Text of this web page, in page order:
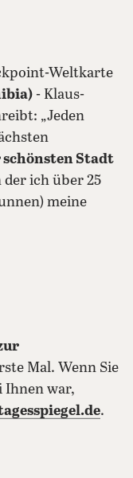
teilenteilen
Weltkarte
- Klaus-
„Jeden
schönsten Stadt
ich über 25
meine
teilenteilen
Mal. Wenn Sie
Ihnen war,
.
teilenteilen